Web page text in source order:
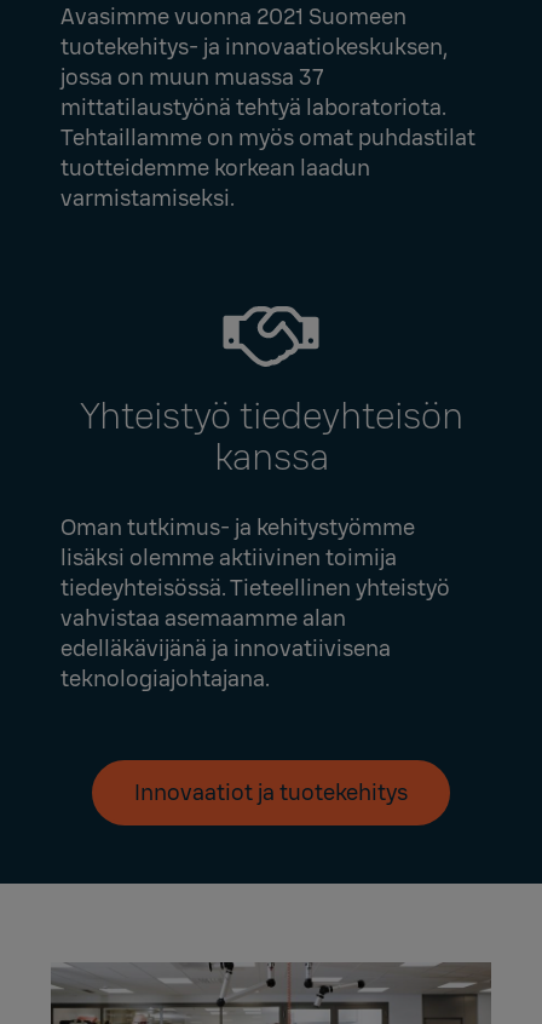
Avasimme vuonna 2021 Suomeen
tuotekehitys- ja innovaatiokeskuksen,
jossa on muun muassa 37
mittatilaustyönä tehtyä laboratoriota.
Tehtaillamme on myös omat puhdastilat
tuotteidemme korkean laadun
varmistamiseksi.
Yhteistyö tiedeyhteisön
kanssa
Oman tutkimus- ja kehitystyömme
lisäksi olemme aktiivinen toimija
tiedeyhteisössä. Tieteellinen yhteistyö
vahvistaa asemaamme alan
edelläkävijänä ja innovatiivisena
teknologiajohtajana.
Innovaatiot ja tuotekehitys